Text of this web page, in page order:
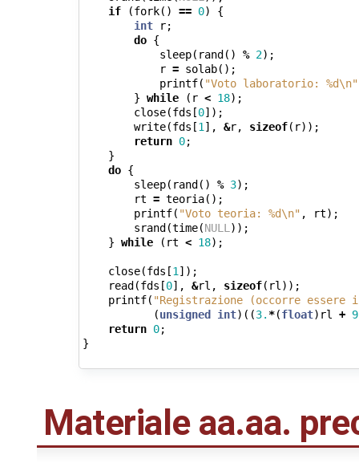
if
(fork() == 0)
{
int
r;
do {
sleep( rand () % 2);
r = solab();
printf( "Voto laboratorio: %d\n"
} while ( r < 18);
close(fds [0]);
write(fds [1], &r, sizeof( r));
return 0;
}
do {
sleep( rand () % 3);
rt = teoria();
printf( "Voto teoria: %d\n" , rt);
srand (time(NULL));
} while ( rt < 18);
close(fds [1]);
read (fds [0], &rl , sizeof( rl));
printf( "Registrazione (occorre
(unsigned int)((3. *(float) rl +
return 0;
}
Materiale aa.aa.